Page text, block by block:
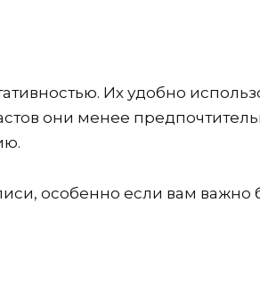
Их удобно
они менее
особенно если вам